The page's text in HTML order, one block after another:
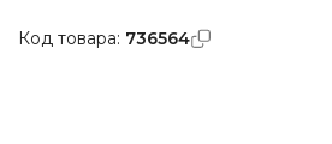
Код товара: 736564